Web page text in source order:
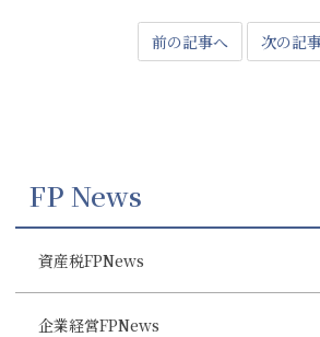
前の記事へ 次の記
FP News
資産税FPNews
企業経営FPNews